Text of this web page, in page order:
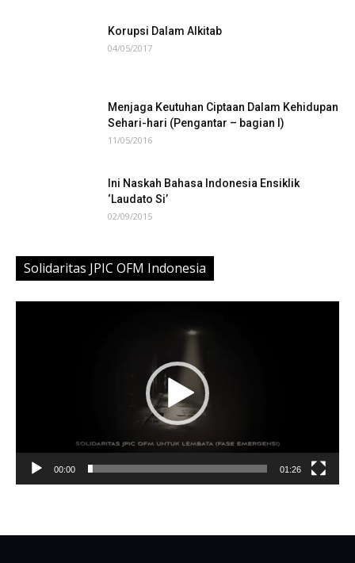
Korupsi Dalam Alkitab
04/05/2017
Menjaga Keutuhan Ciptaan Dalam Kehidupan
Sehari-hari (Pengantar – bagian I)
11/05/2016
Ini Naskah Bahasa Indonesia Ensiklik
‘Laudato Si’
02/09/2015
Solidaritas JPIC OFM Indonesia
00:00 01:26